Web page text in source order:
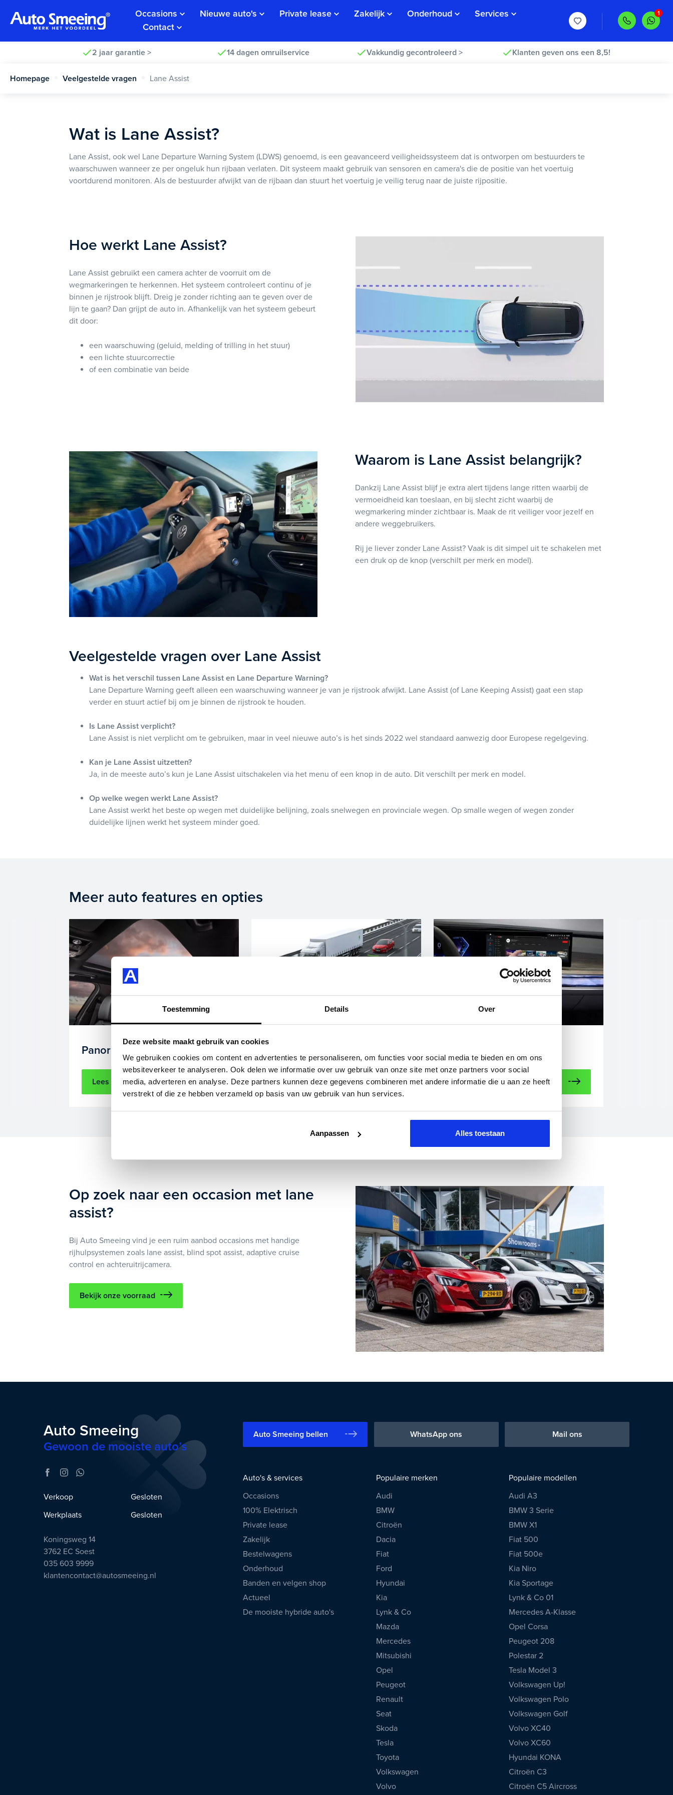
Toestemming Details Over
Deze website maakt gebruik van cookies
We gebruiken cookies om content en advertenties te personaliseren, om functies voor social media te bieden en om ons
websiteverkeer te analyseren. Ook delen we informatie over uw gebruik van onze site met onze partners voor social
media, adverteren en analyse. Deze partners kunnen deze gegevens combineren met andere informatie die u aan ze heeft
verstrekt of die ze hebben verzameld op basis van uw gebruik van hun services.
Aanpassen Alles toestaan
Occasions Nieuwe auto's Private lease Zakelijk Onderhoud
Services
Contact
2 jaar garantie > 14 dagen omruilservice Vakkundig gecontroleerd > Klanten geven ons een 8,5!
Homepage Veelgestelde vragen Lane Assist
Wat is Lane Assist?
Lane Assist, ook wel Lane Departure Warning System (LDWS) genoemd, is een geavanceerd veiligheidssysteem dat is ontworpen om bestuurders te
waarschuwen wanneer ze per ongeluk hun rijbaan verlaten. Dit systeem maakt gebruik van sensoren en camera's die de positie van het voertuig
voortdurend monitoren. Als de bestuurder afwijkt van de rijbaan dan stuurt het voertuig je veilig terug naar de juiste rijpositie.
Hoe werkt Lane Assist?
Lane Assist gebruikt een camera achter de voorruit om de
wegmarkeringen te herkennen. Het systeem controleert continu of je
binnen je rijstrook blijft. Dreig je zonder richting aan te geven over de
lijn te gaan? Dan grijpt de auto in. Afhankelijk van het systeem gebeurt
dit door:
een waarschuwing (geluid, melding of trilling in het stuur)
een lichte stuurcorrectie
of een combinatie van beide
Waarom is Lane Assist belangrijk?
Dankzij Lane Assist blijf je extra alert tijdens lange ritten waarbij de
vermoeidheid kan toeslaan, en bij slecht zicht waarbij de
wegmarkering minder zichtbaar is. Maak de rit veiliger voor jezelf en
andere weggebruikers.
Rij je liever zonder Lane Assist? Vaak is dit simpel uit te schakelen met
een druk op de knop (verschilt per merk en model).
Veelgestelde vragen over Lane Assist
Wat is het verschil tussen Lane Assist en Lane Departure Warning?
Lane Departure Warning geeft alleen een waarschuwing wanneer je van je rijstrook afwijkt. Lane Assist (of Lane Keeping Assist) gaat een stap
verder en stuurt actief bij om je binnen de rijstrook te houden.
Is Lane Assist verplicht?
Lane Assist is niet verplicht om te gebruiken, maar in veel nieuwe auto’s is het sinds 2022 wel standaard aanwezig door Europese regelgeving.
Kan je Lane Assist uitzetten?
Ja, in de meeste auto’s kun je Lane Assist uitschakelen via het menu of een knop in de auto. Dit verschilt per merk en model.
Op welke wegen werkt Lane Assist?
Lane Assist werkt het beste op wegen met duidelijke belijning, zoals snelwegen en provinciale wegen. Op smalle wegen of wegen zonder
duidelijke lijnen werkt het systeem minder goed.
Meer auto features en opties
Panoramadak
Lees meer Lees meer Lees meer
Op zoek naar een occasion met lane
assist?
Bij Auto Smeeing vind je een ruim aanbod occasions met handige
rijhulpsystemen zoals lane assist, blind spot assist, adaptive cruise
control en achteruitrijcamera.
Bekijk onze voorraad
Auto Smeeing
Gewoon de mooiste auto’s
Verkoop
Gesloten
Werkplaats
Gesloten
Koningsweg 14
3762 EC Soest
035 603 9999
klantencontact@autosmeeing.nl
Auto Smeeing bellen WhatsApp ons Mail ons
Auto's & services
Occasions
100% Elektrisch
Private lease
Zakelijk
Bestelwagens
Onderhoud
Banden en velgen shop
Actueel
De mooiste hybride auto's
Populaire merken
Audi
BMW
Citroën
Dacia
Fiat
Ford
Hyundai
Kia
Lynk & Co
Mazda
Mercedes
Mitsubishi
Opel
Peugeot
Renault
Seat
Skoda
Tesla
Toyota
Volkswagen
Volvo
Populaire modellen
Audi A3
BMW 3 Serie
BMW X1
Fiat 500
Fiat 500e
Kia Niro
Kia Sportage
Lynk & Co 01
Mercedes A-Klasse
Opel Corsa
Peugeot 208
Polestar 2
Tesla Model 3
Volkswagen Up!
Volkswagen Polo
Volkswagen Golf
Volvo XC40
Volvo XC60
Hyundai KONA
Citroën C3
Citroën C5 Aircross